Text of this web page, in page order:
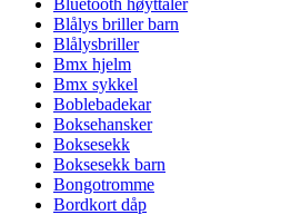
Bluetooth høyttaler
Blålys briller barn
Blålysbriller
Bmx hjelm
Bmx sykkel
Boblebadekar
Boksehansker
Boksesekk
Boksesekk barn
Bongotromme
Bordkort dåp